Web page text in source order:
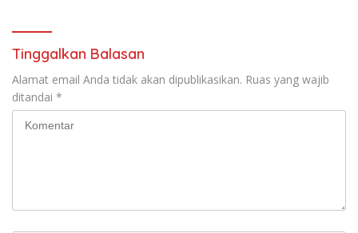
Mancanegara”.
Tinggalkan Balasan
Alamat email Anda tidak akan dipublikasikan. Ruas yang wajib
ditandai *